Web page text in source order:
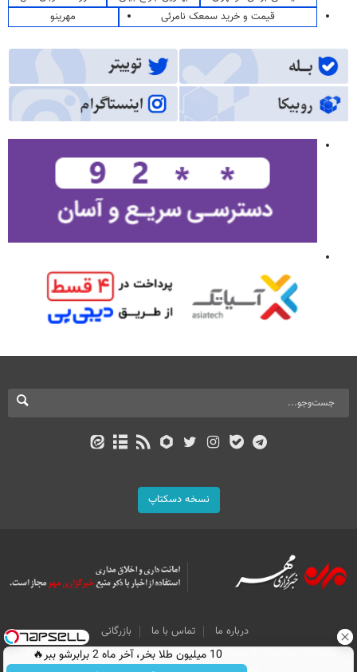
قیمت و خرید سمعک نامرئی
مهرینو
نسخه دسکتاپ
درباره ما تماس با ما
بازرگانی
All Content by Mehr News Agency is licensed under a Creative Commons
10 میلیون طلا بخر، آخر ماه 2 برابرشو ببر🔥